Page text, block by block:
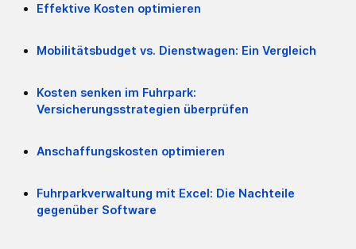
Effektive Kosten optimieren
Mobilitätsbudget vs. Dienstwagen: Ein Vergleich
Kosten senken im Fuhrpark:
Versicherungsstrategien überprüfen
Anschaffungskosten optimieren
Fuhrparkverwaltung mit Excel: Die Nachteile
gegenüber Software